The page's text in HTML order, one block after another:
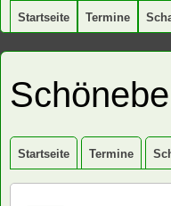
Startseite Termine
Startseite Termine